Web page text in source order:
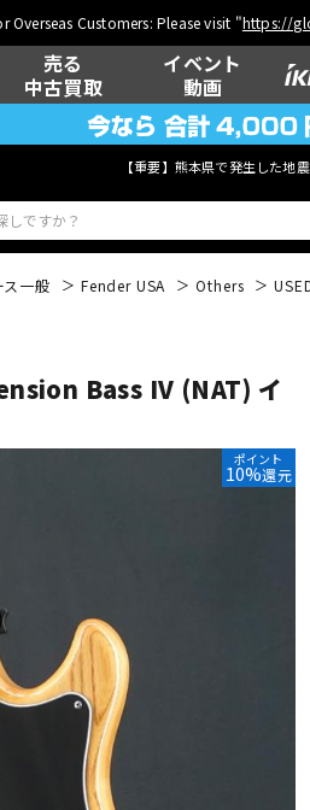
Overseas Customers: Please visit "https://
売る
中古買取
イベント
動画
【重要】熊本県で発生した地
管楽器
ージ
ス一般 Fender USA Others
Bass IV (NAT) イ
ポイント
10%還元